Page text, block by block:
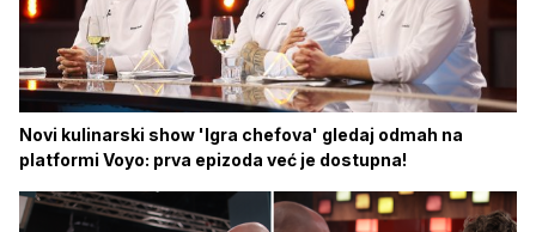
Novi kulinarski show 'Igra chefova' gledaj odmah na
platformi Voyo: prva epizoda već je dostupna!